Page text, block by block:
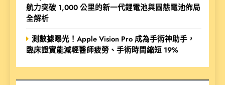
航力突破 1,000 公里的新一代鋰電池與固態電池佈局
全解析
測數據曝光！Apple Vision Pro 成為手術神助手，
臨床證實能減輕醫師疲勞、手術時間縮短 19%